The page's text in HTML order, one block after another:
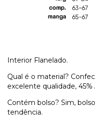
Interior Flanelado.
Qual é o material?
excelente qualidade,
Contém bolso? Sim,
tendência.